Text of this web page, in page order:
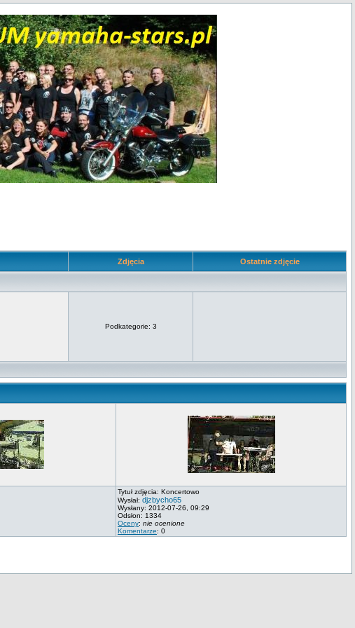
Zdjęcia Ostatnie zdjęcie
Podkategorie: 3
Tytuł zdjęcia: Koncertowo
Wysłał: djzbycho65
Wysłany: 2012-07-26, 09:29
Odsłon: 1334
Oceny: nie ocenione
Komentarze: 0